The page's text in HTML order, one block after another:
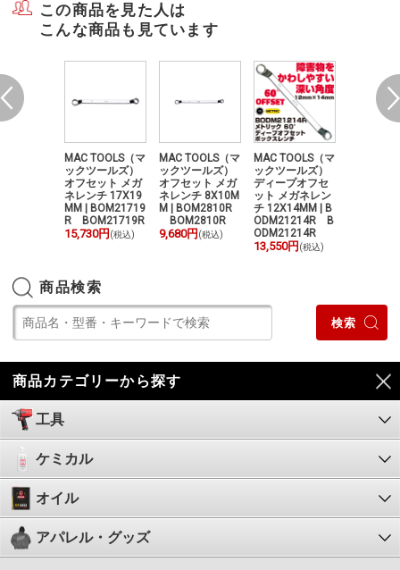
この商品を見た人は
こんな商品も見ています
MAC TOOLS（マ
ックツールズ）
オフセット メガ
ネレンチ 17X19
MM | BOM21719
R BOM21719R
15,730円 (税込)
MAC TOOLS（マ
ックツールズ）
オフセット メガ
ネレンチ 8X10M
M | BOM2810R
BOM2810R
9,680円 (税込)
MAC TOOLS（マ
ックツールズ）
ディープオフセ
ット メガネレン
チ 12X14MM | B
ODM21214R B
ODM21214R
13,550円 (税込)
商品検索
商品カテゴリーから探す
工具
ケミカル
オイル
アパレル・グッズ